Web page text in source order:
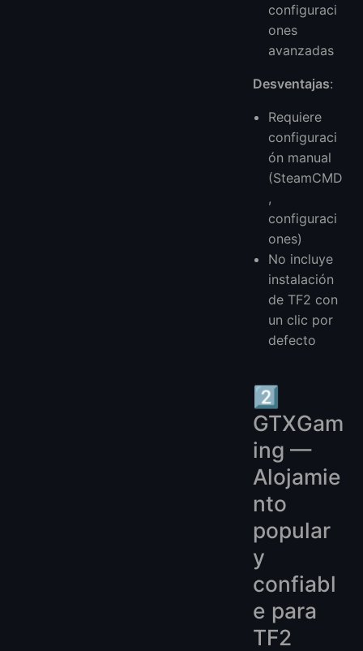
configuraci
ones
avanzadas
Desventajas:
Requiere
configuraci
ón manual
(SteamCMD
,
configuraci
ones)
No incluye
instalación
de TF2 con
un clic por
defecto
2️⃣
GTXGam
ing —
Alojamie
nto
popular
y
confiabl
e para
TF2